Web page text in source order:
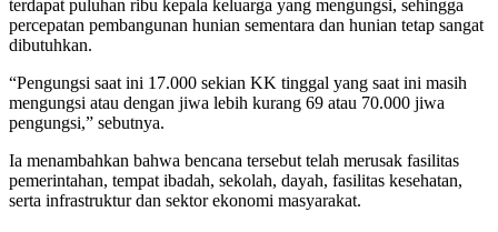
terdapat puluhan ribu kepala keluarga yang mengungsi, sehingga
percepatan pembangunan hunian sementara dan hunian tetap sangat
dibutuhkan.
“Pengungsi saat ini 17.000 sekian KK tinggal yang saat ini masih
mengungsi atau dengan jiwa lebih kurang 69 atau 70.000 jiwa
pengungsi,” sebutnya.
Ia menambahkan bahwa bencana tersebut telah merusak fasilitas
pemerintahan, tempat ibadah, sekolah, dayah, fasilitas kesehatan,
serta infrastruktur dan sektor ekonomi masyarakat.